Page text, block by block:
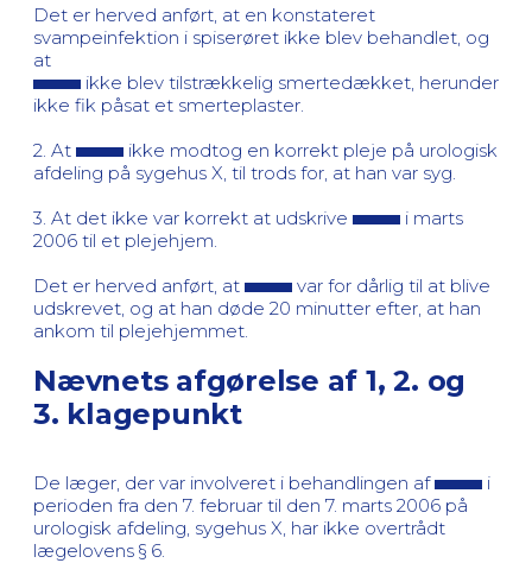
Det er herved anført, at en konstateret
svampeinfektion i spiserøret ikke blev behandlet, og
at
ikke blev tilstrækkelig smertedækket, herunder
ikke fik påsat et smerteplaster.
2. At
ikke modtog en korrekt pleje på urologisk
afdeling på sygehus X, til trods for, at han var syg.
3. At det ikke var korrekt at udskrive
i marts
2006 til et plejehjem.
Det er herved anført, at
var for dårlig til at blive
udskrevet, og at han døde 20 minutter efter, at han
ankom til plejehjemmet.
Nævnets afgørelse af 1, 2. og
3. klagepunkt
De læger, der var involveret i behandlingen af
i
perioden fra den 7. februar til den 7. marts 2006 på
urologisk afdeling, sygehus X, har ikke overtrådt
lægelovens § 6.